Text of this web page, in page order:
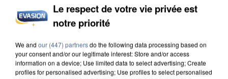
INCENDIES : L’ÎLE-DE-FRANCE LANCE UN ÉLAN
DE SOLIDARITÉ AVEC LES...
Le respect de votre vie privée est
notre priorité
We and our (447) partnersdo the following data processing based on
your consent and/or our legitimate interest: Store and/or access
information on a device; Use limited data to select advertising; Create
profiles for personalised advertising; Use profiles to select personalised